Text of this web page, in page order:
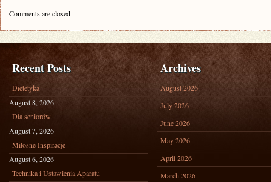
Comments are closed.
Recent Posts
Dietetyka
August 8, 2026
Dla seniorów
August 7, 2026
Miłosne Inspiracje
August 6, 2026
Technika i Ustawienia Aparatu
Archives
August 2026
July 2026
June 2026
May 2026
April 2026
March 2026